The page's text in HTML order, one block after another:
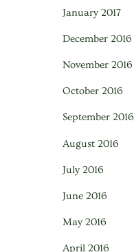
January 2017
December 2016
November 2016
October 2016
September 2016
August 2016
July 2016
June 2016
May 2016
April 2016